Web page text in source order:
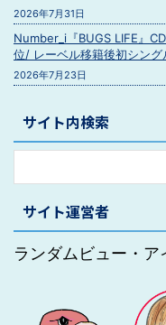
2026年7月31日
Number_i『BUGS LIFE』
位/ レーベル移籍後初シン
2026年7月23日
サイト内検索
サイト運営者
ランダムビュー・